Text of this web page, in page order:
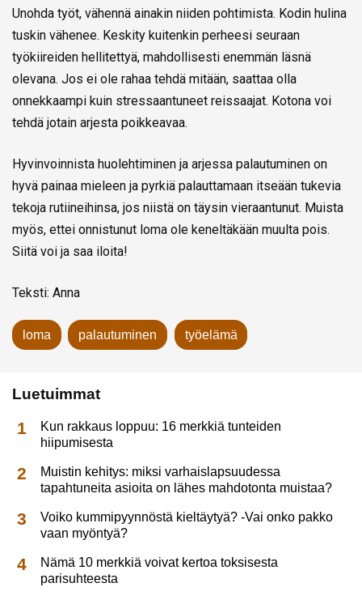
Unohda työt, vähennä ainakin niiden pohtimista. Kodin hulina
tuskin vähenee. Keskity kuitenkin perheesi seuraan
työkiireiden hellitettyä, mahdollisesti enemmän läsnä
olevana. Jos ei ole rahaa tehdä mitään, saattaa olla
onnekkaampi kuin stressaantuneet reissaajat. Kotona voi
tehdä jotain arjesta poikkeavaa.
Hyvinvoinnista huolehtiminen ja arjessa palautuminen on
hyvä painaa mieleen ja pyrkiä palauttamaan itseään tukevia
tekoja rutiineihinsa, jos niistä on täysin vieraantunut. Muista
myös, ettei onnistunut loma ole keneltäkään muulta pois.
Siitä voi ja saa iloita!
Teksti: Anna
loma palautuminen työelämä
Luetuimmat
Kun rakkaus loppuu: 16 merkkiä tunteiden
hiipumisesta
Muistin kehitys: miksi varhaislapsuudessa
tapahtuneita asioita on lähes mahdotonta muistaa?
Voiko kummipyynnöstä kieltäytyä? -Vai onko pakko
vaan myöntyä?
Nämä 10 merkkiä voivat kertoa toksisesta
parisuhteesta